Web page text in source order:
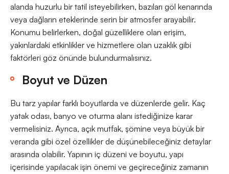
alanda huzurlu bir tatil isteyebilirken, bazıları göl kenarında
veya dağların eteklerinde serin bir atmosfer arayabilir.
Konumu belirlerken, doğal güzelliklere olan erişim,
yakınlardaki etkinlikler ve hizmetlere olan uzaklık gibi
faktörleri göz önünde bulundurmalısınız.
Boyut ve Düzen
Bu tarz yapılar farklı boyutlarda ve düzenlerde gelir. Kaç
yatak odası, banyo ve oturma alanı istediğinize karar
vermelisiniz. Ayrıca, açık mutfak, şömine veya büyük bir
veranda gibi özel özellikler de düşünebileceğiniz detaylar
arasında olabilir. Yapının iç düzeni ve boyutu, yapı
içerisinde yapılacak işin önemi ve geçireceğiniz zamanın